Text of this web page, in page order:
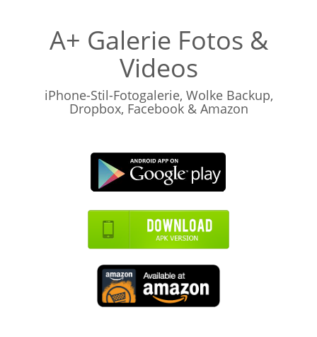
A+ Galerie Fotos &
Videos
iPhone-Stil-Fotogalerie, Wolke Backup,
Dropbox, Facebook & Amazon